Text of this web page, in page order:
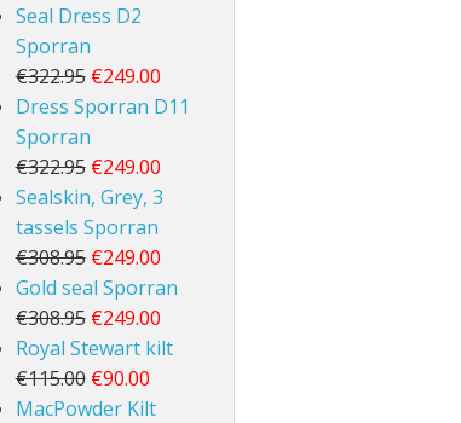
Seal Dress D2
Sporran
€322.95 €249.00
Dress Sporran D11
Sporran
€322.95 €249.00
Sealskin, Grey, 3
tassels Sporran
€308.95 €249.00
Gold seal Sporran
€308.95 €249.00
Royal Stewart kilt
€115.00 €90.00
MacPowder Kilt